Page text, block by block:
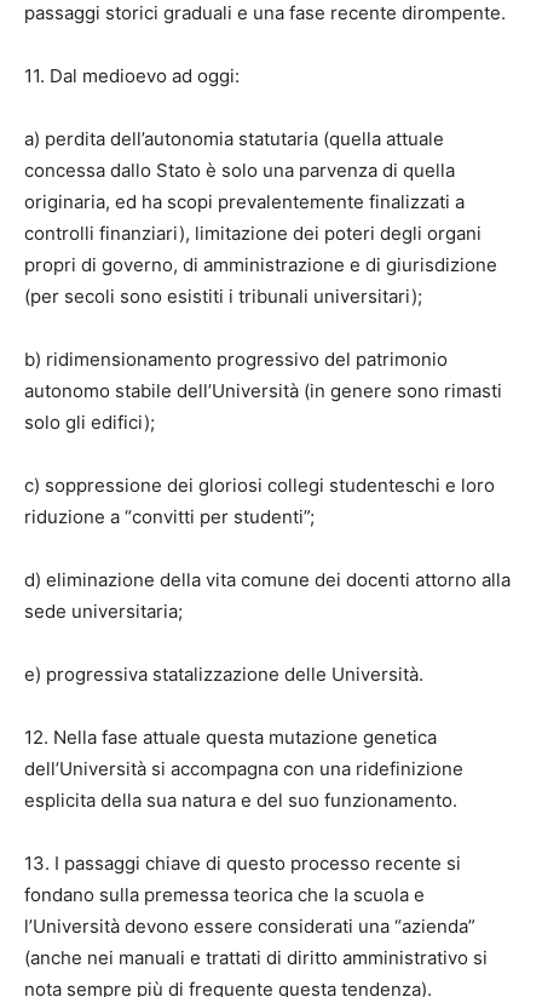
passaggi storici graduali e una fase recente dirompente.
11. Dal medioevo ad oggi:
a) perdita dell’autonomia statutaria (quella attuale
concessa dallo Stato è solo una parvenza di quella
originaria, ed ha scopi prevalentemente finalizzati a
controlli finanziari), limitazione dei poteri degli organi
propri di governo, di amministrazione e di giurisdizione
(per secoli sono esistiti i tribunali universitari);
b) ridimensionamento progressivo del patrimonio
autonomo stabile dell’Università (in genere sono rimasti
solo gli edifici);
c) soppressione dei gloriosi collegi studenteschi e loro
riduzione a “convitti per studenti”;
d) eliminazione della vita comune dei docenti attorno alla
sede universitaria;
e) progressiva statalizzazione delle Università.
12. Nella fase attuale questa mutazione genetica
dell’Università si accompagna con una ridefinizione
esplicita della sua natura e del suo funzionamento.
13. I passaggi chiave di questo processo recente si
fondano sulla premessa teorica che la scuola e
l’Università devono essere considerati una “azienda”
(anche nei manuali e trattati di diritto amministrativo si
nota sempre più di frequente questa tendenza).